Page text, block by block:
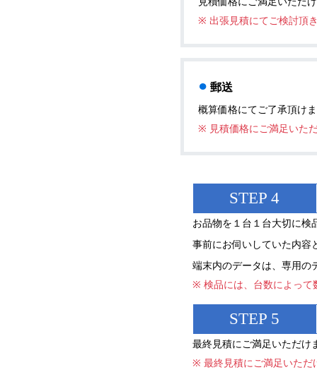
※ 出張見積にてご検討頂
● 郵送
概算価格にてご了承頂け
※ 見積価格にご満足いた
STEP 4
お品物を１台１台大切に検
事前にお伺いしていた内容
端末内のデータは、専用の
※ 検品には、台数によって
STEP 5
最終見積にご満足いただけ
※ 最終見積にご満足いただ